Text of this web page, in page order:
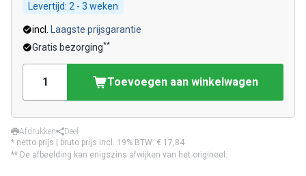
Levertijd: 2 - 3 weken
incl.
Laagste prijsgarantie
Gratis bezorging**
Toevoegen aan winkelwagen
Afdrukken
Deel
* netto prijs | bruto prijs incl. 19% BTW: € 17,84
** De afbeelding kan enigszins afwijken van het origineel.